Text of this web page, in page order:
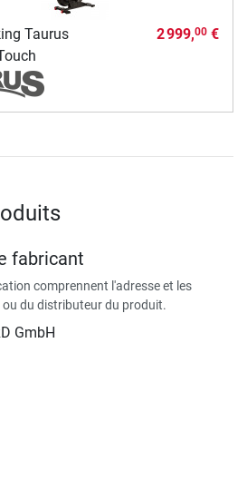
Taurus
2 999,00€
fabricant
comprennent l'adresse et les
du distributeur du produit.
GmbH